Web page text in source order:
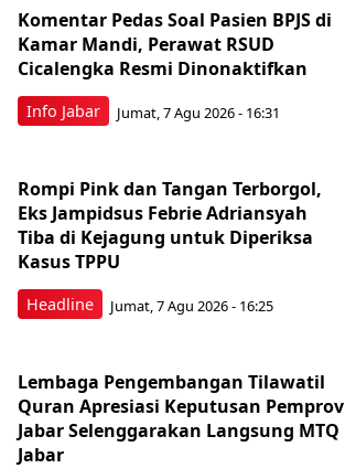
Info Jabar
Komentar Pedas Soal Pasien BPJS di
Kamar Mandi, Perawat RSUD
Cicalengka Resmi Dinonaktifkan
Jumat, 7 Agu 2026 - 16:31
Headline
Rompi Pink dan Tangan Terborgol,
Eks Jampidsus Febrie Adriansyah
Tiba di Kejagung untuk Diperiksa
Kasus TPPU
Jumat, 7 Agu 2026 - 16:25
Lembaga Pengembangan Tilawatil
Quran Apresiasi Keputusan Pemprov
Jabar Selenggarakan Langsung MTQ
Jabar